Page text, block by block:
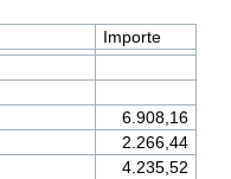
Importe
6.908,16
2.266,44
4.235,52